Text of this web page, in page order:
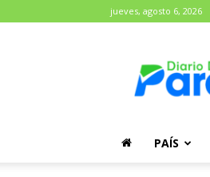
jueves, agosto 6, 2026
PAÍS